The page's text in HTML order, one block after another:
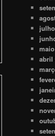
maio
abril